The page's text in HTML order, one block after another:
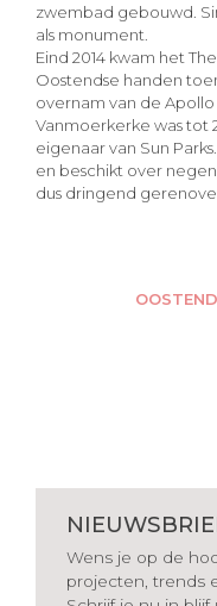
zwembad gebouwd.
als monument.
Eind 2014 kwam het
Oostendse handen
overnam van de
Vanmoerkerke was tot
eigenaar van Sun
en beschikt over
dus dringend
Wens je op de
projecten, trends